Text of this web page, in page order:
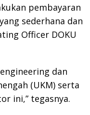
pembayaran
sederhana dan
Officer DOKU
dan
(UKM) serta
ini,” tegasnya.